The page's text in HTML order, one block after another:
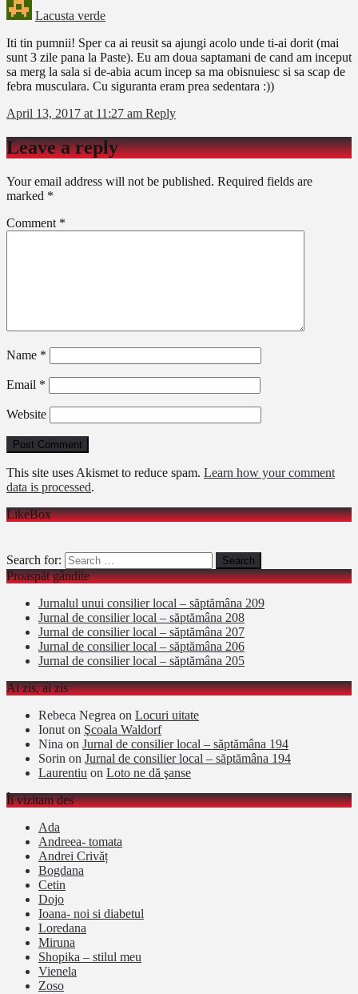
Lacusta verde
Iti tin pumnii! Sper ca ai reusit sa ajungi acolo unde ti-ai dorit (mai
sunt 3 zile pana la Paste). Eu am doua saptamani de cand am inceput
sa merg la sala si de-abia acum incep sa ma obisnuiesc si sa scap de
febra musculara. Cu siguranta eram prea sedentara :))
April 13, 2017 at 11:27 am Reply
Leave a reply
Your email address will not be published. Required fields are
marked *
Comment *
Name *
Email *
Website
This site uses Akismet to reduce spam. Learn how your comment
data is processed.
LikeBox
Search for:
Proaspăt gândite
Jurnalul unui consilier local – săptămâna 209
Jurnal de consilier local – săptămâna 208
Jurnal de consilier local – săptămâna 207
Jurnal de consilier local – săptămâna 206
Jurnal de consilier local – săptămâna 205
Ai zis, ai zis
Rebeca Negrea on Locuri uitate
Ionut on Şcoala Waldorf
Nina on Jurnal de consilier local – săptămâna 194
Sorin on Jurnal de consilier local – săptămâna 194
Laurentiu on Loto ne dă şanse
Îi vizitam des
Ada
Andreea- tomata
Andrei Crivăț
Bogdana
Cetin
Dojo
Ioana- noi si diabetul
Loredana
Miruna
Shopika – stilul meu
Vienela
Zoso